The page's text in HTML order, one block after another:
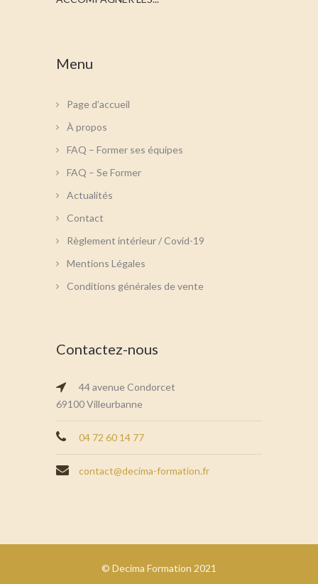
Menu
Page d’accueil
À propos
FAQ – Former ses équipes
FAQ – Se Former
Actualités
Contact
Règlement intérieur / Covid-19
Mentions Légales
Conditions générales de vente
Contactez-nous
44 avenue Condorcet
69100 Villeurbanne
04 72 60 14 77
contact@decima-formation.fr
© Decima Formation 2021